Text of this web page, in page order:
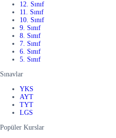
12. Sınıf
11. Sınıf
10. Sınıf
9. Sınıf
8. Sınıf
7. Sınıf
6. Sınıf
5. Sınıf
Sınavlar
YKS
AYT
TYT
LGS
Popüler Kurslar